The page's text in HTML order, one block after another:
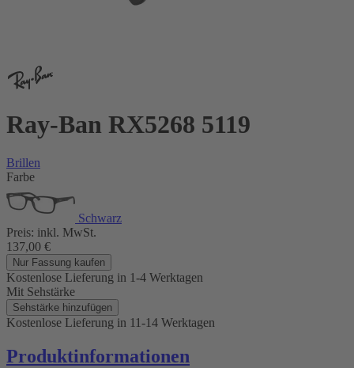
Ray-Ban RX5268 5119
Brillen
Farbe
Schwarz
Preis: inkl. MwSt.
137,00 €
Nur Fassung kaufen
Kostenlose Lieferung in 1-4 Werktagen
Mit Sehstärke
Sehstärke hinzufügen
Kostenlose Lieferung in 11-14 Werktagen
Produktinformationen